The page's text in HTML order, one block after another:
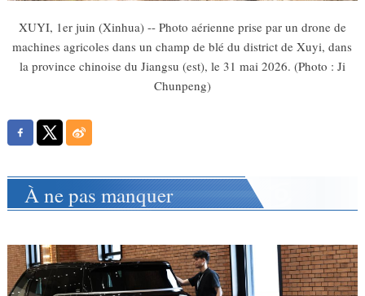
XUYI, 1er juin (Xinhua) -- Photo aérienne prise par un drone de
machines agricoles dans un champ de blé du district de Xuyi, dans
la province chinoise du Jiangsu (est), le 31 mai 2026. (Photo : Ji
Chunpeng)
À ne pas manquer